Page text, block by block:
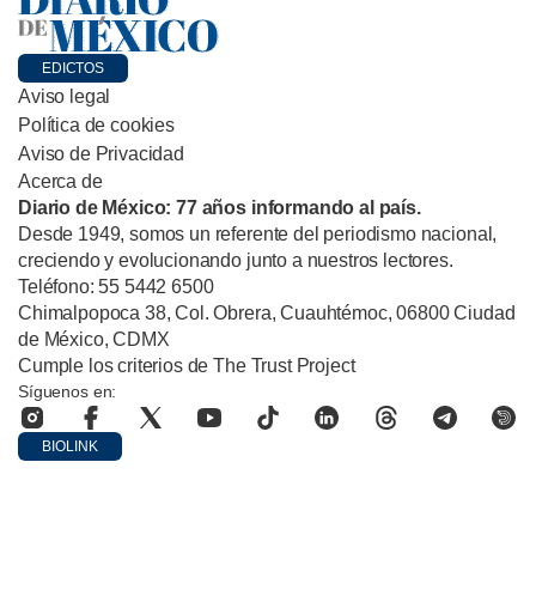
EDICTOS
Aviso legal
Política de cookies
Aviso de Privacidad
Acerca de
Diario de México: 77 años informando al país.
Desde 1949, somos un referente del periodismo nacional,
creciendo y evolucionando junto a nuestros lectores.
Teléfono: 55 5442 6500
Chimalpopoca 38, Col. Obrera, Cuauhtémoc, 06800 Ciudad
de México, CDMX
Cumple los criterios de The Trust Project
Síguenos en:
BIOLINK